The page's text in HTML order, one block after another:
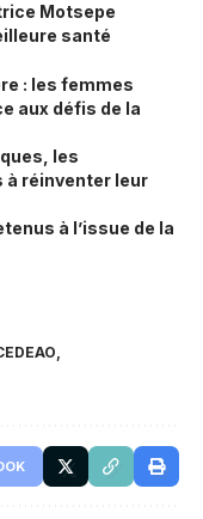
Motsepe
santé
: les femmes
aux défis de la
les
réinventer leur
à l’issue de la